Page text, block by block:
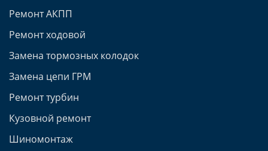
Ремонт АКПП
Ремонт ходовой
Замена тормозных колодок
Замена цепи ГРМ
Ремонт турбин
Кузовной ремонт
Шиномонтаж